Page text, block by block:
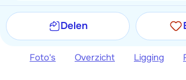
Delen
Foto's Overzicht Ligging